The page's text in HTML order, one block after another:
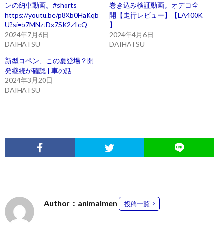
ンの納車動画。#shorts
https://youtu.be/p8Xb0HaKqb
U?si=b7MNztDx7SK2z1cQ
2024年7月6日
DAIHATSU
巻き込み検証動画。オデコ全
開【走行レビュー】【LA400K
】
2024年4月6日
DAIHATSU
新型コペン、この夏登場？開
発継続が確認 | 車の話
2024年3月20日
DAIHATSU
Author：animalmen 投稿一覧